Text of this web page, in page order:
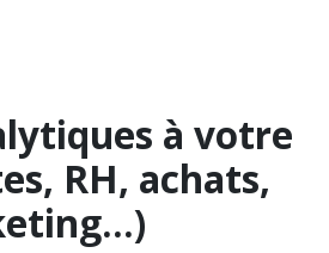
à votre
RH, achats,